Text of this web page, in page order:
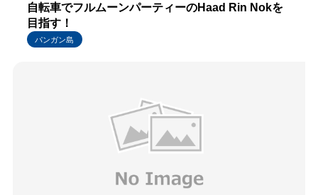
自転車でフルムーンパーティーのHaad Rin Nokを
目指す！
パンガン島